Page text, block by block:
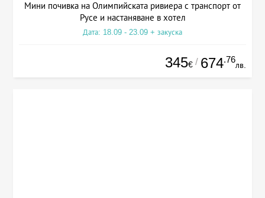
Мини почивка на Олимпийската ривиера с транспорт от
Русе и настаняване в хотел
Дата: 18.09 - 23.09 + закуска
345€ / 674.76
лв.